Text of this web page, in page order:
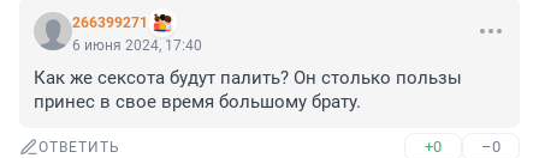
266399271
6 июня 2024, 17:40
Как же сексота будут палить? Он столько пользы
принес в свое время большому брату.
ОТВЕТИТЬ +0 –0